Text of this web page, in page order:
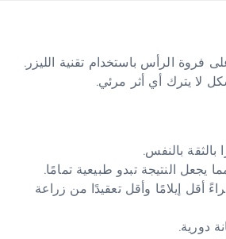
فروة الرأس باستخدام تقنية الليزر.
لا يترك أي أثر مرئي.
بالنفس.
يجعل النتيجة تبدو طبيعية تمامًا.
أقل إيلامًا وأقل تعقيدًا من زراعة
دورية.